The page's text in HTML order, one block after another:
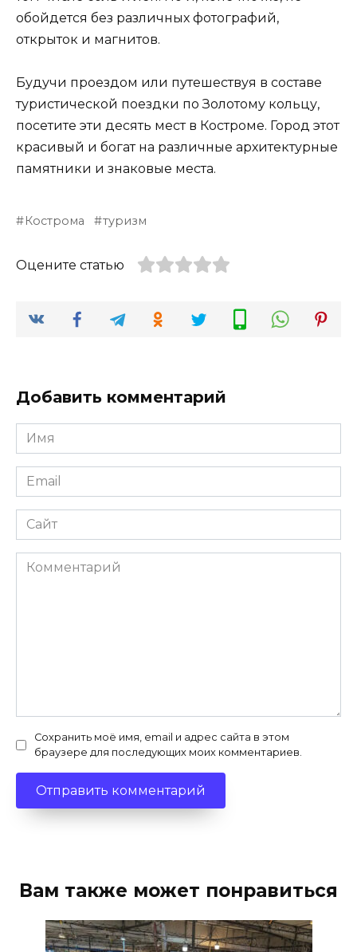
обойдется без различных фотографий,
открыток и магнитов.
Будучи проездом или путешествуя в составе
туристической поездки по Золотому кольцу,
посетите эти десять мест в Костроме. Город этот
красивый и богат на различные архитектурные
памятники и знаковые места.
Кострома туризм
Оцените статью
Добавить комментарий
Имя
*
Email
*
Сайт
Комментарий
Сохранить моё имя, email и адрес сайта в этом
браузере для последующих моих комментариев.
Вам также может понравиться